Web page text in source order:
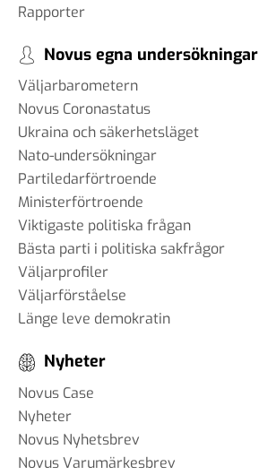
Rapporter
Novus egna undersökningar
Väljarbarometern
Novus Coronastatus
Ukraina och säkerhetsläget
Nato-undersökningar
Partiledarförtroende
Ministerförtroende
Viktigaste politiska frågan
Bästa parti i politiska sakfrågor
Väljarprofiler
Väljarförståelse
Länge leve demokratin
Nyheter
Novus Case
Nyheter
Novus Nyhetsbrev
Novus Varumärkesbrev